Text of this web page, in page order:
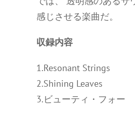
感じさせる楽曲だ。
収録内容
1.Resonant Strings
2.Shining Leaves
3.ビューティ・フォー